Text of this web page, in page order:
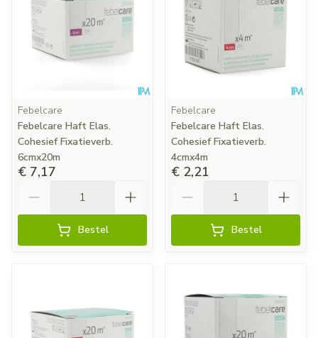
Febelcare
Febelcare Haft Elas.
Cohesief Fixatieverb.
6cmx20m
€ 7,17
Bestel
Febelcare
Febelcare Haft Elas.
Cohesief Fixatieverb.
4cmx4m
€ 2,21
Bestel